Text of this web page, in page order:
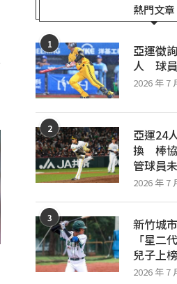
棒球智庫／柯比生涯對戰遊騎兵9勝1
敗 看好水手乘勝追擊
熱門文章
1
亞運徵
人 球員
2026 年 7
2
亞運24
換 棒協
管球員
2026 年 7
3
新竹城
「星二
兒子上榜
2026 年 7